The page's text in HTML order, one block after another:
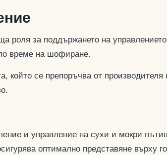
за поддържането на
време на шофиране.
който се препоръчва от
и управление на сухи и мокри
оптимално представяне върху